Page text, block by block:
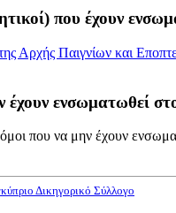
που έχουν
Αρχής Παιγνίων και
έχουν ενσωματωθεί
που να μην έχουν
Δικηγορικό Σύλλογο